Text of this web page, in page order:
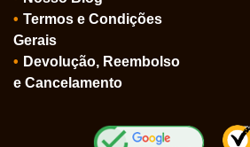
Termos e Condições
Gerais
Devolução, Reembolso
e Cancelamento